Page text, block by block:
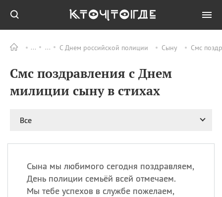
С Днем российской полиции Сыну Смс
Смс поздравления с Днем
милиции сыну в стихах
Все
Сына мы любимого сегодня поздравляем,
День полиции семьёй всей отмечаем.
Мы тебе успехов в службе пожелаем,
ПРАЗДНИКИ Все
09.08
День памяти жертв
атомной
бомбардировки
день
рисового пудинга
09.08 День Дымняшки
(Smokey Bear Day)